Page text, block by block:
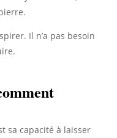
Il n’a pas besoin
sa capacité à laisser